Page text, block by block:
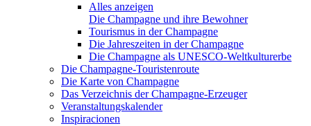
Alles anzeigen
Die Champagne und ihre Bewohner
Tourismus in der Champagne
Die Jahreszeiten in der Champagne
Die Champagne als UNESCO-Weltkulturerbe
Die Champagne-Touristenroute
Die Karte von Champagne
Das Verzeichnis der Champagne-Erzeuger
Veranstaltungskalender
Inspiracionen